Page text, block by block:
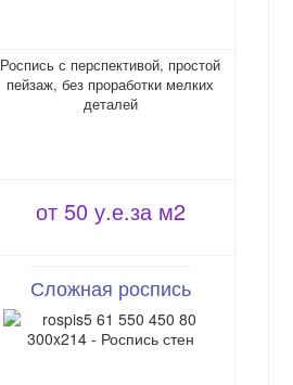
Роспись с перспективой, простой
пейзаж, без проработки мелких
деталей
от 50 у.е.за м2
Сложная роспись